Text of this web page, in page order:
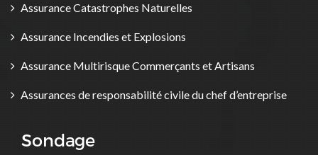
Assurance Catastrophes Naturelles
Assurance Incendies et Explosions
Assurance Multirisque Commerçants et Artisans
Assurances de responsabilité civile du chef d’entreprise
Sondage